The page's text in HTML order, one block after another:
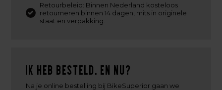
Retourbeleid: Binnen Nederland kosteloos
retourneren binnen 14 dagen, mits in originele
staat en verpakking.
Ik heb besteld. En nu?
Na je online bestelling bij BikeSuperior gaan we